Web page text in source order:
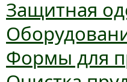
Защитная
Формы для